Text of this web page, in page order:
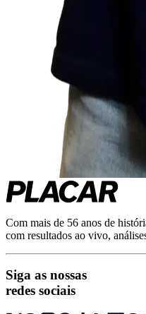
Com mais de 56 anos de
com resultados ao vivo,
Siga as nossas
redes sociais